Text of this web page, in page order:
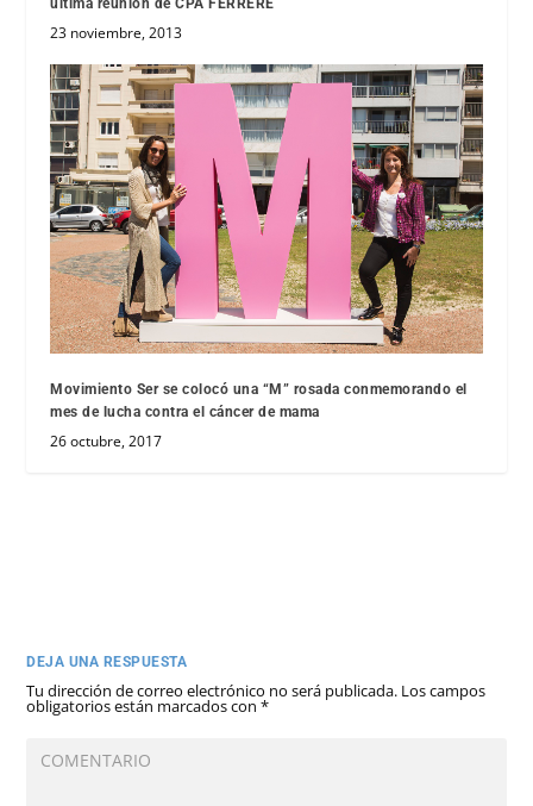
última reunión de CPA FERRERE
23 noviembre, 2013
Movimiento Ser se colocó una “M” rosada conmemorando el
mes de lucha contra el cáncer de mama
26 octubre, 2017
DEJA UNA RESPUESTA
Tu dirección de correo electrónico no será publicada. Los campos
obligatorios están marcados con*